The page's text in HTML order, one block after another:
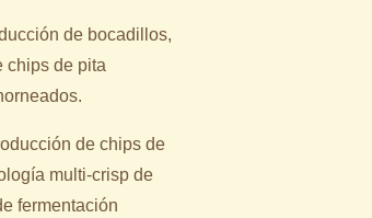
de bocadillos,
chips de pita
de chips de
multi-crisp de
fermentación